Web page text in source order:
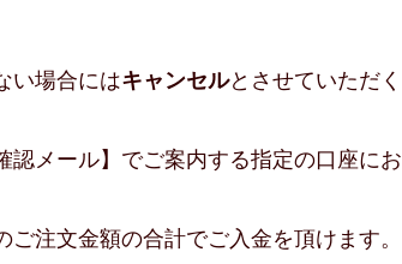
い場合にはキャンセルとさせていただく
メール】でご案内する指定の口座にお
注文金額の合計でご入金を頂けます。